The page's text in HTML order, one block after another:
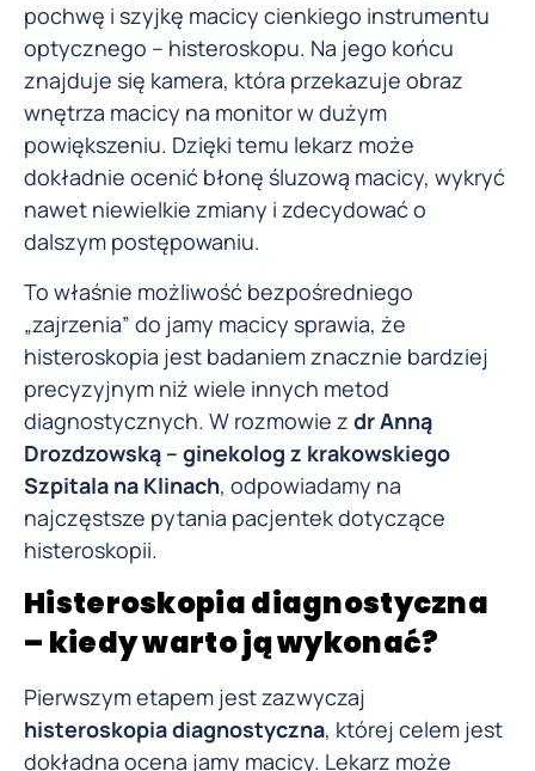
pochwę i szyjkę macicy cienkiego instrumentu
optycznego – histeroskopu. Na jego końcu
znajduje się kamera, która przekazuje obraz
wnętrza macicy na monitor w dużym
powiększeniu. Dzięki temu lekarz może
dokładnie ocenić błonę śluzową macicy, wykryć
nawet niewielkie zmiany i zdecydować o
dalszym postępowaniu.
To właśnie możliwość bezpośredniego
„zajrzenia” do jamy macicy sprawia, że
histeroskopia jest badaniem znacznie bardziej
precyzyjnym niż wiele innych metod
diagnostycznych. W rozmowie z dr Anną
Drozdzowską – ginekolog z krakowskiego
Szpitala na Klinach, odpowiadamy na
najczęstsze pytania pacjentek dotyczące
histeroskopii.
Histeroskopia diagnostyczna
– kiedy warto ją wykonać?
Pierwszym etapem jest zazwyczaj
histeroskopia diagnostyczna, której celem jest
dokładna ocena jamy macicy. Lekarz może